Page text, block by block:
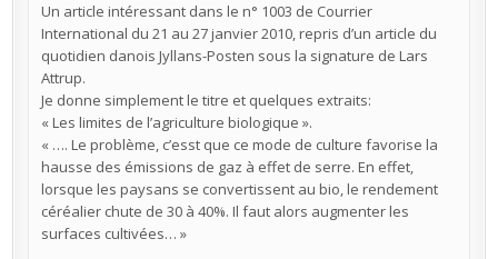
Un article intéressant dans le n° 1003 de Courrier
International du 21 au 27 janvier 2010, repris d’un article du
quotidien danois Jyllans-Posten sous la signature de Lars
Attrup.
Je donne simplement le titre et quelques extraits:
« Les limites de l’agriculture biologique ».
« …. Le problème, c’esst que ce mode de culture favorise la
hausse des émissions de gaz à effet de serre. En effet,
lorsque les paysans se convertissent au bio, le rendement
céréalier chute de 30 à 40%. Il faut alors augmenter les
surfaces cultivées… »